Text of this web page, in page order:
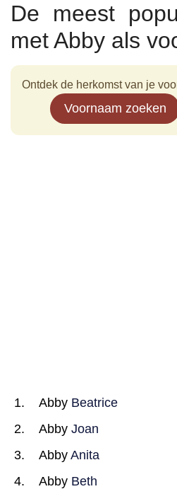
De meest
met Abby als
Ontdek de herkomst van je
Voornaam zoeken
Abby Beatrice
Abby Joan
Abby Anita
Abby Beth